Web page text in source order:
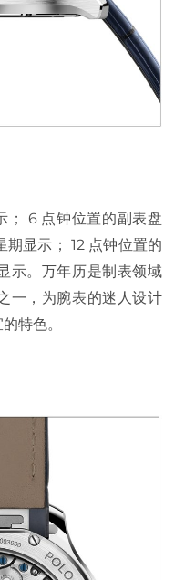
； 6 点钟位置的副表盘
显示； 12 点钟位置的
示。万年历是制表领域
一，为腕表的迷人设计
特色。